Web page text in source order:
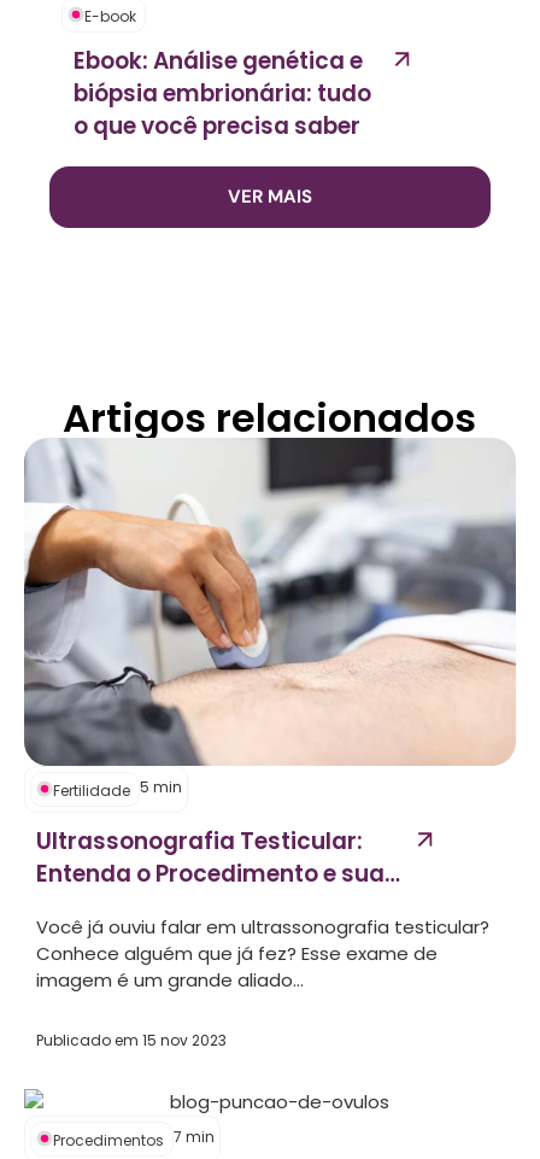
E-book
Ebook: Análise genética e
biópsia embrionária: tudo
o que você precisa saber
VER MAIS
Artigos relacionados
Fertilidade 5 min
Ultrassonografia Testicular:
Entenda o Procedimento e sua
Você já ouviu falar em ultrassonografia testicular?
Conhece alguém que já fez? Esse exame de
imagem é um grande aliado...
Publicado em 15 nov 2023
Procedimentos 7 min